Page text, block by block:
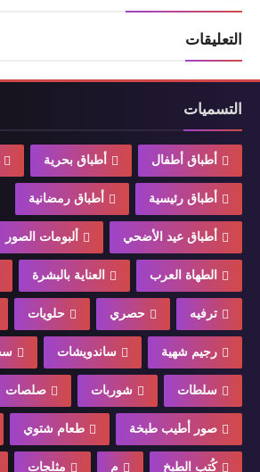
التعليقات
التسميات
أطباق أطفال أطباق بحرية
أطباق رئيسية أطباق رمضانية
أطباق عيد الأضحي ألبومات الصور
الطهاة العرب العناية بالبشرة
ترفيه حصري حلويات
رجيم شهية ساندويشات
سلطات شوربات صلصات
صور أطيب طبخة طعام شتوي
كُتب الطبخ م مثلجات